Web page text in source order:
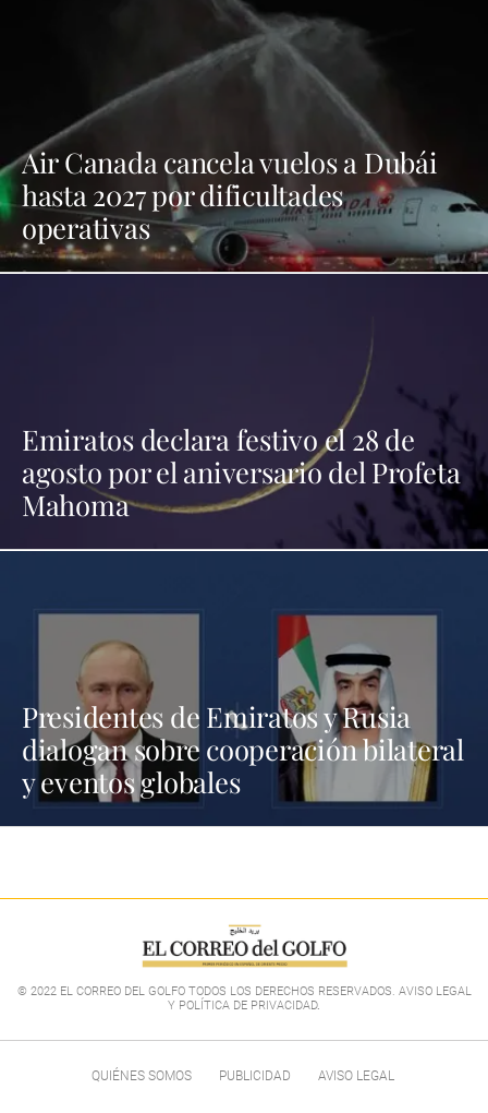
Air Canada cancela vuelos a Dubái
hasta 2027 por dificultades
operativas
Emiratos declara festivo el 28 de
agosto por el aniversario del Profeta
Mahoma
Presidentes de Emiratos y Rusia
dialogan sobre cooperación bilateral
y eventos globales
© 2022 EL CORREO DEL GOLFO TODOS LOS DERECHOS RESERVADOS. AVISO LEGAL
Y POLÍTICA DE PRIVACIDAD.
QUIÉNES SOMOS PUBLICIDAD AVISO LEGAL